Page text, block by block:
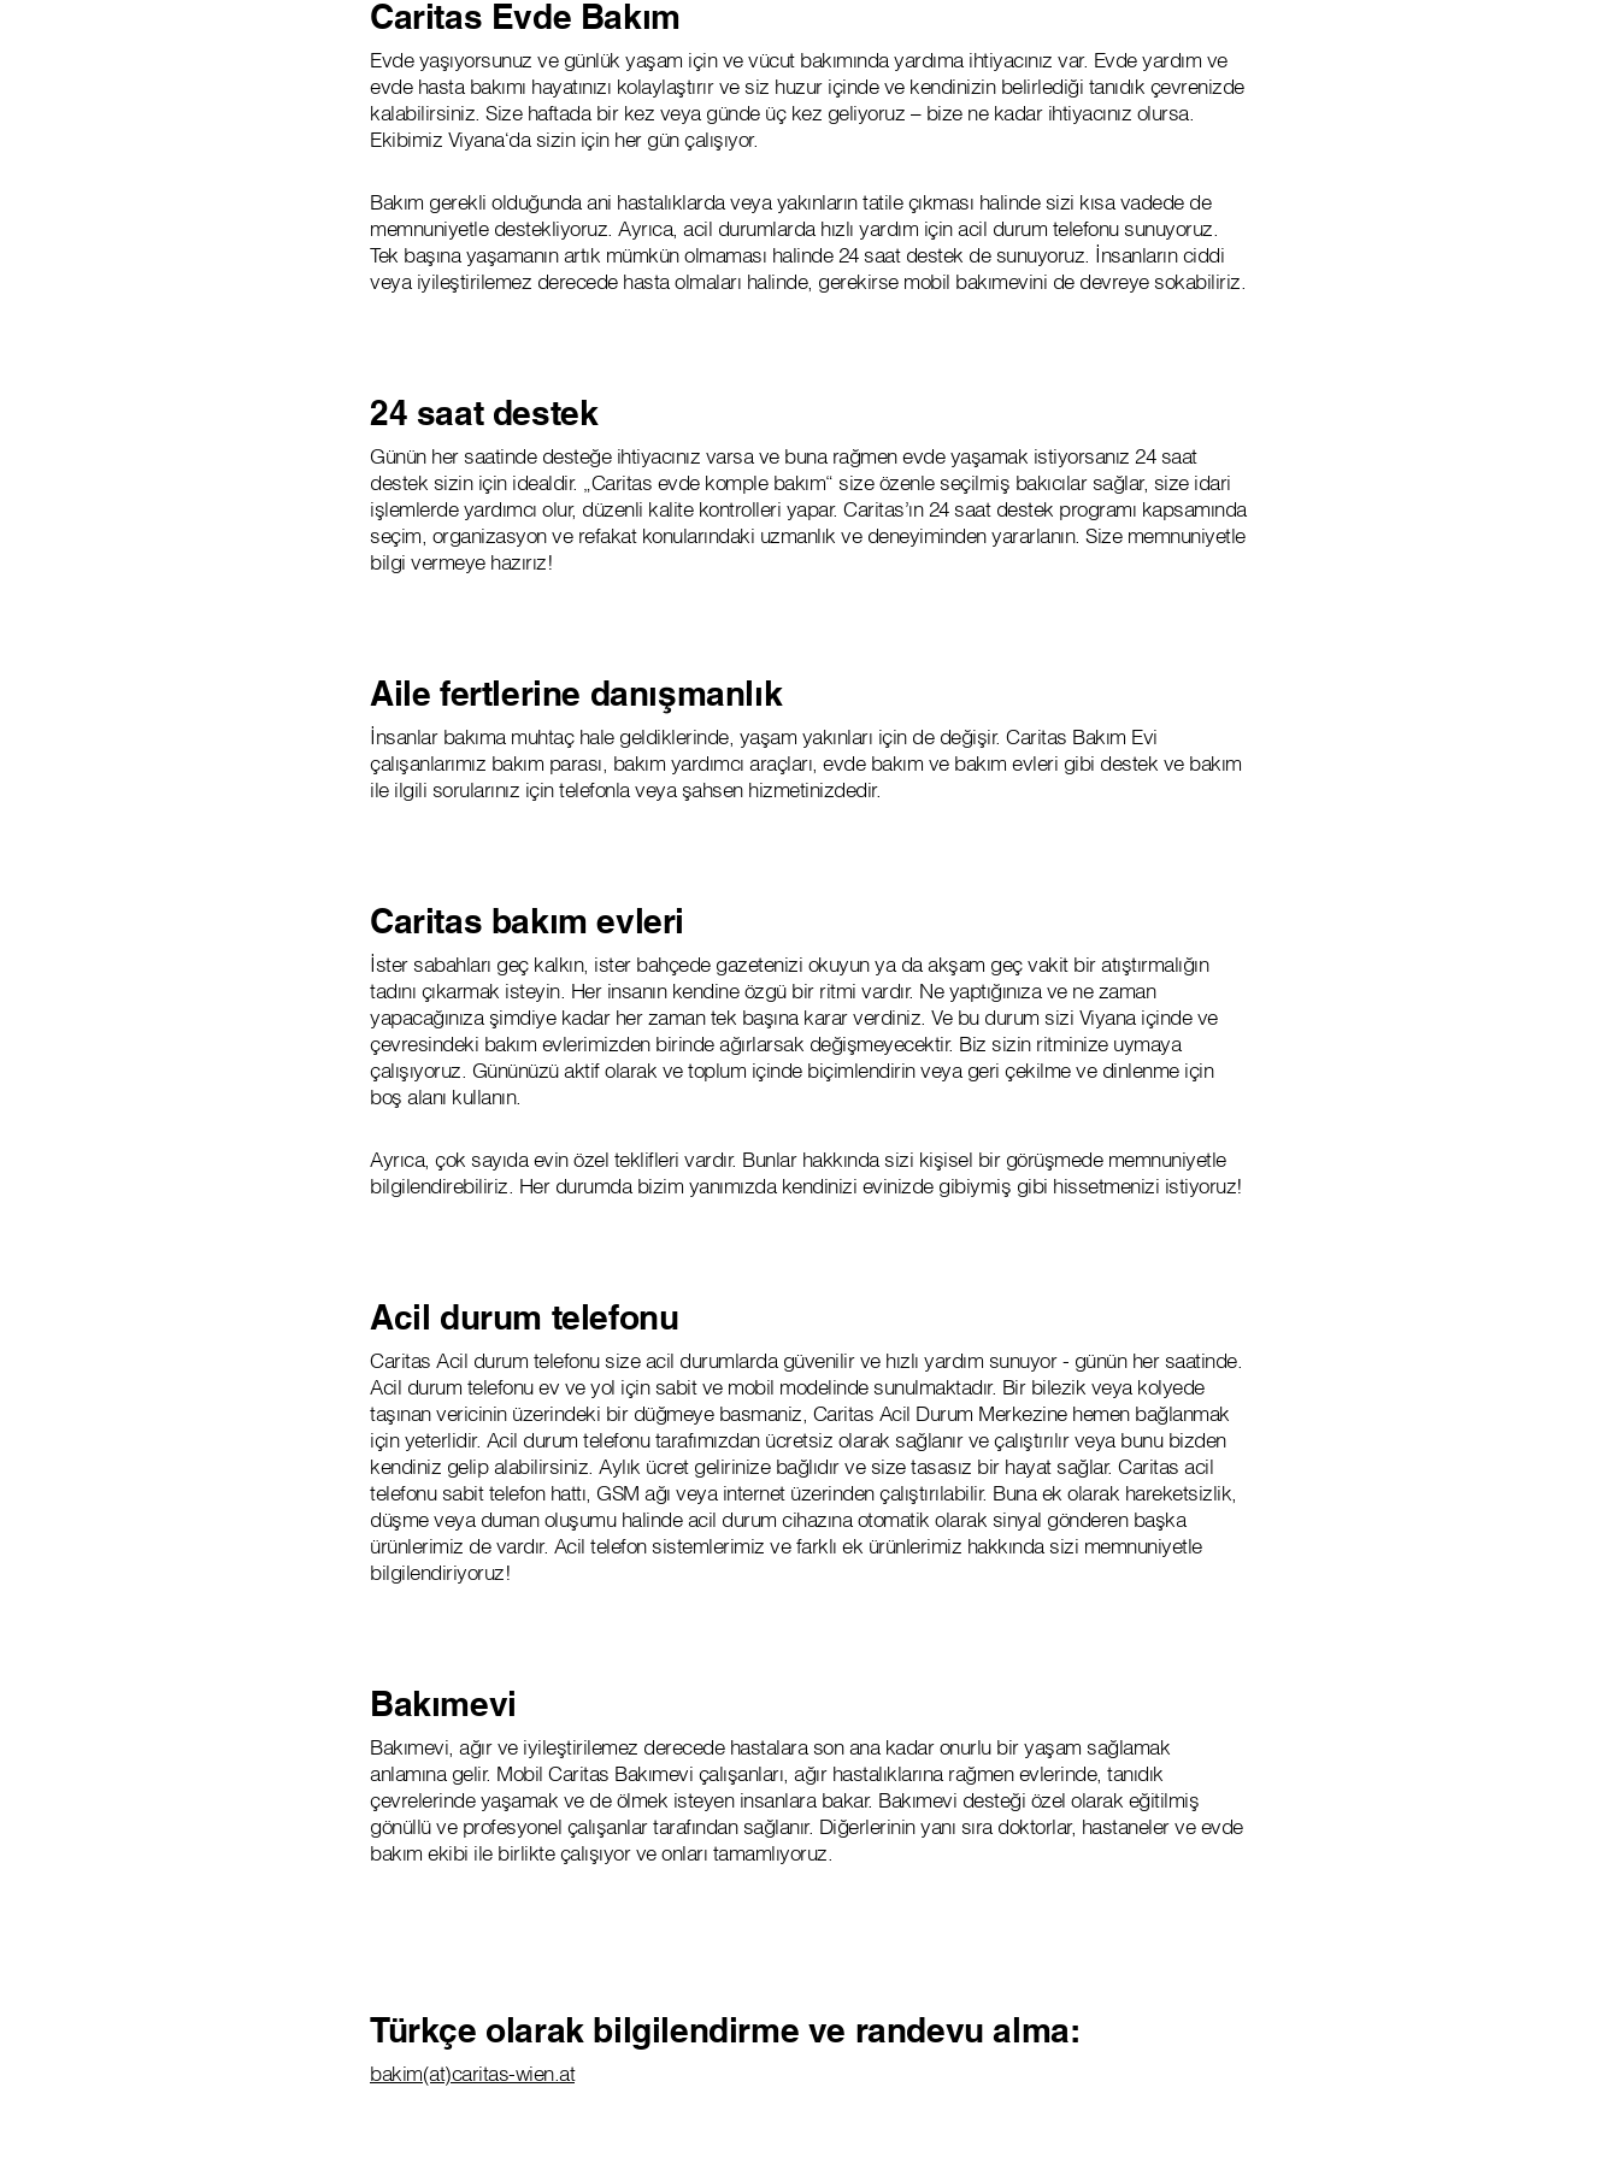
Caritas Evde Bakım
Evde yaşıyorsunuz ve günlük yaşam için ve vücut bakımında yardıma ihtiyacınız var. Evde yardım ve
evde hasta bakımı hayatınızı kolaylaştırır ve siz huzur içinde ve kendinizin belirlediği tanıdık çevrenizde
kalabilirsiniz. Size haftada bir kez veya günde üç kez geliyoruz – bize ne kadar ihtiyacınız olursa.
Ekibimiz Viyana‘da sizin için her gün çalışıyor.
Bakım gerekli olduğunda ani hastalıklarda veya yakınların tatile çıkması halinde sizi kısa vadede de
memnuniyetle destekliyoruz. Ayrıca, acil durumlarda hızlı yardım için acil durum telefonu sunuyoruz.
Tek başına yaşamanın artık mümkün olmaması halinde 24 saat destek de sunuyoruz. İnsanların ciddi
veya iyileştirilemez derecede hasta olmaları halinde, gerekirse mobil bakımevini de devreye sokabiliriz.
24 saat destek
Günün her saatinde desteğe ihtiyacınız varsa ve buna rağmen evde yaşamak istiyorsanız 24 saat
destek sizin için idealdir. „Caritas evde komple bakım“ size özenle seçilmiş bakıcılar sağlar, size idari
işlemlerde yardımcı olur, düzenli kalite kontrolleri yapar. Caritas’ın 24 saat destek programı kapsamında
seçim, organizasyon ve refakat konularındaki uzmanlık ve deneyiminden yararlanın. Size memnuniyetle
bilgi vermeye hazırız!
Aile fertlerine danışmanlık
İnsanlar bakıma muhtaç hale geldiklerinde, yaşam yakınları için de değişir. Caritas Bakım Evi
çalışanlarımız bakım parası, bakım yardımcı araçları, evde bakım ve bakım evleri gibi destek ve bakım
ile ilgili sorularınız için telefonla veya şahsen hizmetinizdedir.
Caritas bakım evleri
İster sabahları geç kalkın, ister bahçede gazetenizi okuyun ya da akşam geç vakit bir atıştırmalığın
tadını çıkarmak isteyin. Her insanın kendine özgü bir ritmi vardır. Ne yaptığınıza ve ne zaman
yapacağınıza şimdiye kadar her zaman tek başına karar verdiniz. Ve bu durum sizi Viyana içinde ve
çevresindeki bakım evlerimizden birinde ağırlarsak değişmeyecektir. Biz sizin ritminize uymaya
çalışıyoruz. Gününüzü aktif olarak ve toplum içinde biçimlendirin veya geri çekilme ve dinlenme için
boş alanı kullanın.
Ayrıca, çok sayıda evin özel teklifleri vardır. Bunlar hakkında sizi kişisel bir görüşmede memnuniyetle
bilgilendirebiliriz. Her durumda bizim yanımızda kendinizi evinizde gibiymiş gibi hissetmenizi istiyoruz!
Acil durum telefonu
Caritas Acil durum telefonu size acil durumlarda güvenilir ve hızlı yardım sunuyor - günün her saatinde.
Acil durum telefonu ev ve yol için sabit ve mobil modelinde sunulmaktadır. Bir bilezik veya kolyede
taşınan vericinin üzerindeki bir düğmeye basmaniz, Caritas Acil Durum Merkezine hemen bağlanmak
için yeterlidir. Acil durum telefonu tarafımızdan ücretsiz olarak sağlanır ve çalıştırılır veya bunu bizden
kendiniz gelip alabilirsiniz. Aylık ücret gelirinize bağlıdır ve size tasasız bir hayat sağlar. Caritas acil
telefonu sabit telefon hattı, GSM ağı veya internet üzerinden çalıştırılabilir. Buna ek olarak hareketsizlik,
düşme veya duman oluşumu halinde acil durum cihazına otomatik olarak sinyal gönderen başka
ürünlerimiz de vardır. Acil telefon sistemlerimiz ve farklı ek ürünlerimiz hakkında sizi memnuniyetle
bilgilendiriyoruz!
Bakımevi
Bakımevi, ağır ve iyileştirilemez derecede hastalara son ana kadar onurlu bir yaşam sağlamak
anlamına gelir. Mobil Caritas Bakımevi çalışanları, ağır hastalıklarına rağmen evlerinde, tanıdık
çevrelerinde yaşamak ve de ölmek isteyen insanlara bakar. Bakımevi desteği özel olarak eğitilmiş
gönüllü ve profesyonel çalışanlar tarafından sağlanır. Diğerlerinin yanı sıra doktorlar, hastaneler ve evde
bakım ekibi ile birlikte çalışıyor ve onları tamamlıyoruz.
Türkçe olarak bilgilendirme ve randevu alma:
bakim(at)caritas-wien.at